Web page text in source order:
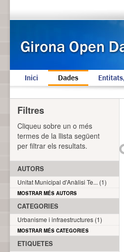
Inici Dades
Filtres
Cliqueu sobre un o més
termes de la llista següent
per filtrar els resultats.
AUTORS
Unitat Municipal d'Anàlisi Te... (1)
MOSTRAR MÉS AUTORS
CATEGORIES
Urbanisme i infraestructures (1)
MOSTRAR MÉS CATEGORIES
ETIQUETES